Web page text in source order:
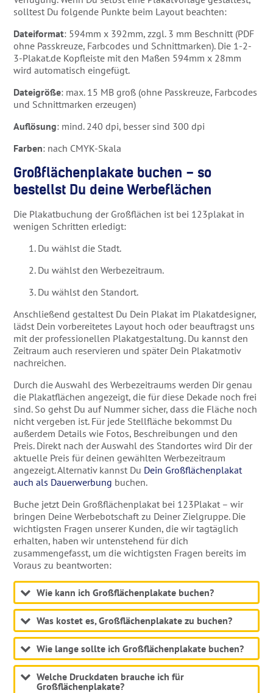
solltest Du folgende Punkte beim Layout beachten:
Dateiformat: 594mm x 392mm, zzgl. 3 mm Beschnitt (PDF
ohne Passkreuze, Farbcodes und Schnittmarken). Die 1-2-
3-Plakat.de Kopfleiste mit den Maßen 594mm x 28mm
wird automatisch eingefügt.
Dateigröße: max. 15 MB groß (ohne Passkreuze, Farbcodes
und Schnittmarken erzeugen)
Auflösung: mind. 240 dpi, besser sind 300 dpi
Farben: nach CMYK-Skala
Großflächenplakate buchen – so
bestellst Du deine Werbeflächen
Die Plakatbuchung der Großflächen ist bei 123plakat in
wenigen Schritten erledigt:
Du wählst die Stadt.
Du wählst den Werbezeitraum.
Du wählst den Standort.
Anschließend gestaltest Du Dein Plakat im Plakatdesigner,
lädst Dein vorbereitetes Layout hoch oder beauftragst uns
mit der professionellen Plakatgestaltung. Du kannst den
Zeitraum auch reservieren und später Dein Plakatmotiv
nachreichen.
Durch die Auswahl des Werbezeitraums werden Dir genau
die Plakatflächen angezeigt, die für diese Dekade noch frei
sind. So gehst Du auf Nummer sicher, dass die Fläche noch
nicht vergeben ist. Für jede Stellfläche bekommst Du
außerdem Details wie Fotos, Beschreibungen und den
Preis. Direkt nach der Auswahl des Standortes wird Dir der
aktuelle Preis für deinen gewählten Werbezeitraum
angezeigt. Alternativ kannst Du Dein Großflächenplakat
auch als Dauerwerbung buchen.
Buche jetzt Dein Großflächenplakat bei 123Plakat – wir
bringen Deine Werbebotschaft zu Deiner Zielgruppe. Die
wichtigsten Fragen unserer Kunden, die wir tagtäglich
erhalten, haben wir untenstehend für dich
zusammengefasst, um die wichtigsten Fragen bereits im
Voraus zu beantworten:
Wie kann ich Großflächenplakate buchen?
Was kostet es, Großflächenplakate zu buchen?
Wie lange sollte ich Großflächenplakate buchen?
Welche Druckdaten brauche ich für
Großflächenplakate?